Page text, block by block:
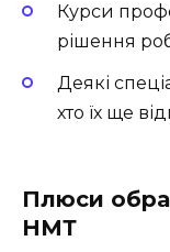
Курси
рішення
Деякі
хто їх ще
Плюси
НМТ